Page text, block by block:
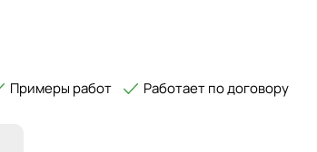
Примеры работ Работает по договору